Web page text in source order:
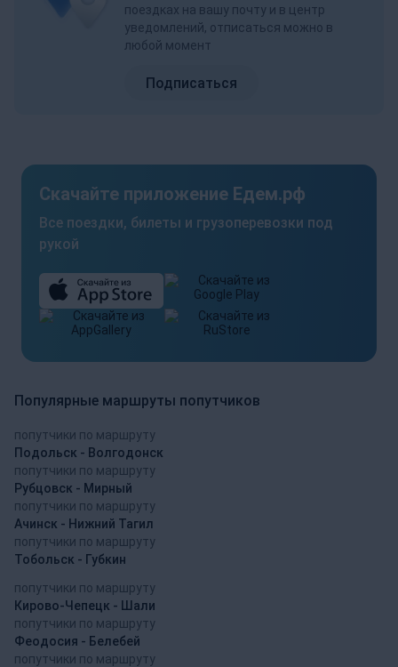
поездках на вашу почту и в центр
уведомлений, отписаться можно в
любой момент
Подписаться
Скачайте приложение Едем.рф
Все поездки, билеты и грузоперевозки под
рукой
Популярные маршруты попутчиков
попутчики по маршруту
Подольск - Волгодонск
попутчики по маршруту
Рубцовск - Мирный
попутчики по маршруту
Ачинск - Нижний Тагил
попутчики по маршруту
Тобольск - Губкин
попутчики по маршруту
Кирово-Чепецк - Шали
попутчики по маршруту
Феодосия - Белебей
попутчики по маршруту